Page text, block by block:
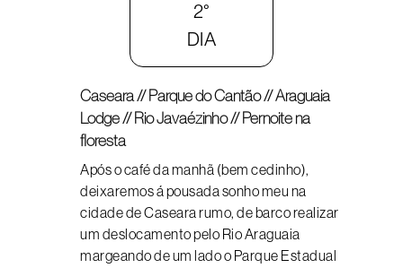
2°
DIA
Caseara // Parque do Cantão // Araguaia
Lodge // Rio Javaézinho // Pernoite na
floresta
Após o café da manhã (bem cedinho),
deixaremos á pousada sonho meu na
cidade de Caseara rumo, de barco realizar
um deslocamento pelo Rio Araguaia
margeando de um lado o Parque Estadual